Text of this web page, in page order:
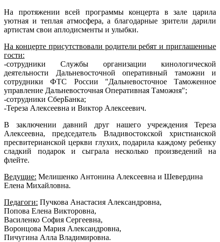
На протяжении всей программы концерта в зале царила
уютная и теплая атмосфера, а благодарные зрители дарили
артистам свои аплодисменты и улыбки.
На концерте присутствовали родители ребят и приглашенные
гости:
-сотрудники Службы организации кинологической
деятельности Дальневосточной оперативный таможни и
сотрудники ФТС России "Дальневосточное Таможенное
управление Дальневосточная Оперативная Таможня";
-сотрудники СберБанка;
-Тереза Алексеевна и Виктор Алексеевич.
В заключении давний друг нашего учреждения Тереза
Алексеевна, председатель Владивостокской христианской
пресвитерианской церкви глухих, подарила каждому ребенку
сладкий подарок и сыграла несколько произведений на
флейте.
Ведущие: Мелишенко Антонина Алексеевна и Шевердина
Елена Михайловна.
Педагоги: Пучкова Анастасия Александровна,
Попова Елена Викторовна,
Василенко София Сергеевна,
Воронцова Мария Александровна,
Пичугина Алла Владимировна.